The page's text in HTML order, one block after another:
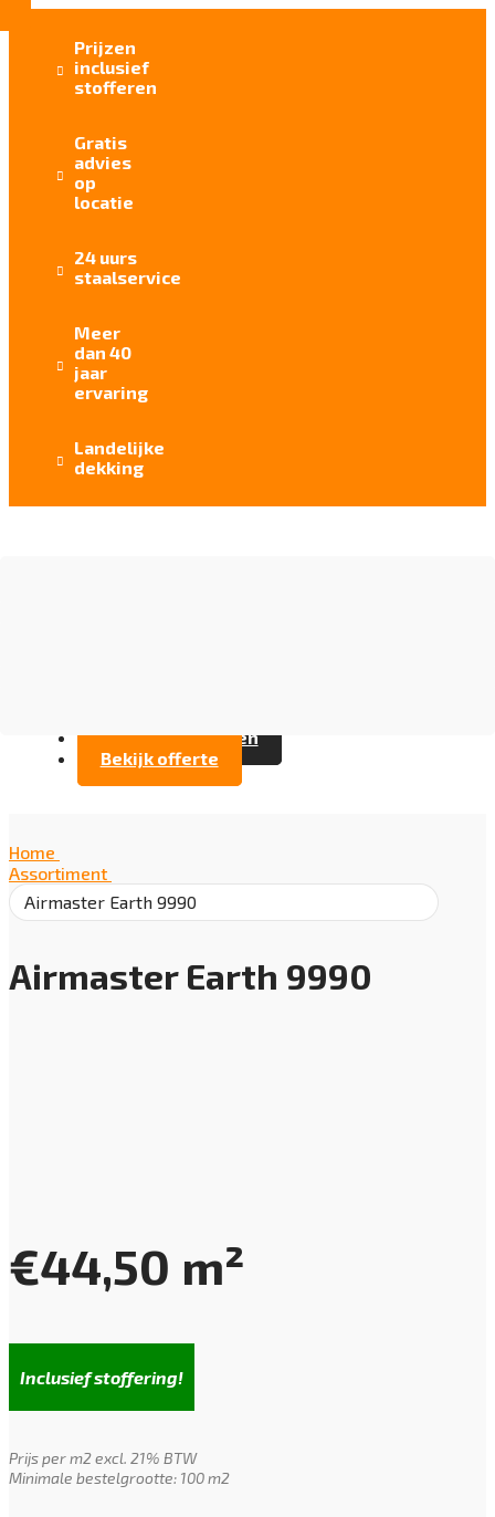

Prijzen
inclusief
stofferen

Gratis
advies
op
locatie

24 uurs
staalservice

Meer
dan 40
jaar
ervaring

Landelijke
dekking
Contact opnemen
Bekijk offerte
Home
Assortiment
Airmaster Earth 9990
Airmaster Earth 9990
€44,50 m²
Inclusief stoffering!
Prijs per m2 excl. 21% BTW
Minimale bestelgrootte: 100 m2